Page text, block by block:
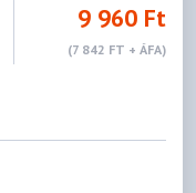
9 960 Ft
(7 842 FT + ÁFA)